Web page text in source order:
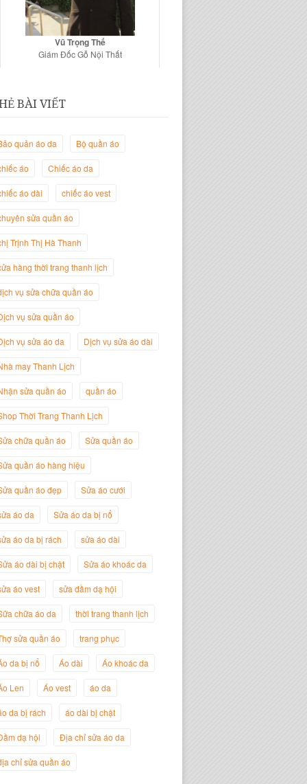
Vũ Trọng Thế
Giám Đốc Gỗ Nội Thất
Trịnh Thị Hà Thanh
Trang Thanh Lịch
Giám Đốc Công ty Cây Xanh Gia
Nguyễn Đắc Định
Giám Đốc Công ty Twist Potato
BÀI VIẾT
quản áo da Bộ quần áo
áo Chiếc áo da
áo dài chiếc áo vest
sửa quần áo
Trịnh Thị Hà Thanh
hàng thời trang thanh lịch
vụ sửa chữa quần áo
vụ sửa quần áo
vụ sửa áo da Dịch vụ sửa áo dài
may Thanh Lịch
sửa quần áo quần áo
Thời Trang Thanh Lịch
chữa quần áo Sửa quần áo
quần áo hàng hiệu
quần áo đẹp Sửa áo cưới
áo da Sửa áo da bị nổ
áo da bị rách sửa áo dài
áo dài bị chật Sửa áo khoác da
áo vest sửa đầm dạ hội
chữa áo da thời trang thanh lịch
sửa quần áo trang phục
da bị nổ Áo dài Áo khoác da
Len Áo vest áo da
da bị rách áo dài bị chật
dạ hội Địa chỉ sửa áo da
chỉ sửa quần áo